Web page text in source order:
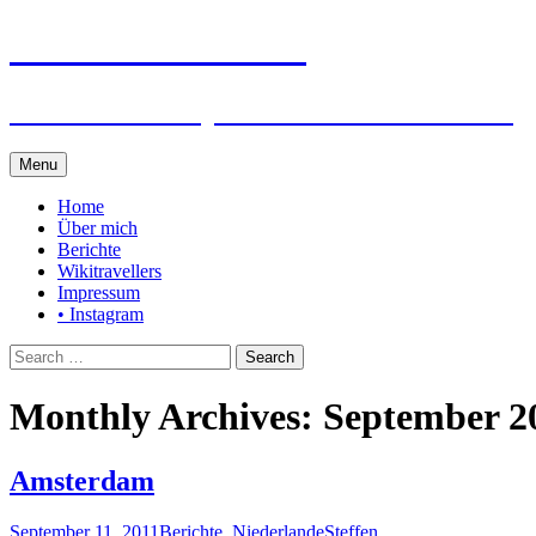
Menu Skip
to
content
Home
Über mich
Berichte
Wikitravellers
Impressum
• Instagram
Search
for:
Monthly Archives: September
Amsterdam
September 11, 2011Berichte NiederlandeSteffen